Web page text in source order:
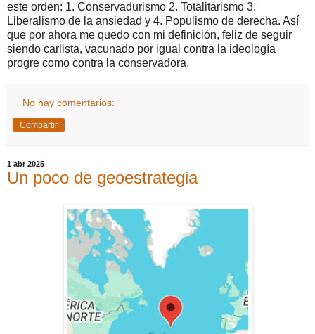
este orden: 1. Conservadurismo 2. Totalitarismo 3.
Liberalismo de la ansiedad y 4. Populismo de derecha. Así
que por ahora me quedo con mi definición, feliz de seguir
siendo carlista, vacunado por igual contra la ideología
progre como contra la conservadora.
No hay comentarios:
Compartir
1 abr 2025
Un poco de geoestrategia